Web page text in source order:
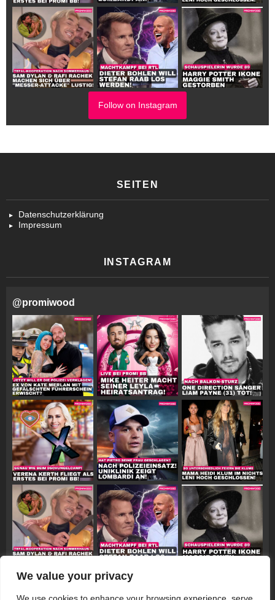
We value your privacy
Follow on Instagram
SEITEN
Datenschutzerklärung
Impressum
INSTAGRAM
@promiwood
Follow on Instagram